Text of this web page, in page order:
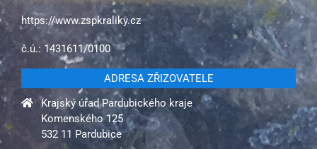
https://www.zspkraliky.cz
č.ú.: 1431611/0100
ADRESA ZŘIZOVATELE
Krajský úřad Pardubického kraje
Komenského 125
532 11 Pardubice